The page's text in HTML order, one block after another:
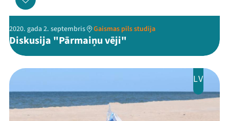
2020. gada 2. septembris Gaismas pils studija
Diskusija "Pārmaiņu vēji"
LV